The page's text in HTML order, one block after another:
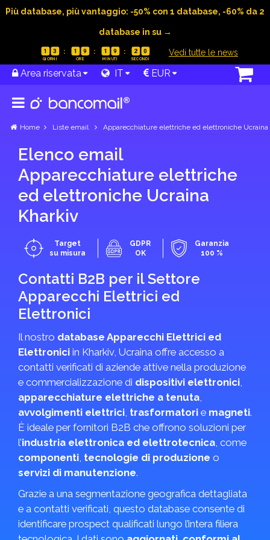
Più database, più vantaggio: -50% con 1 database, -60% da 2
database in su →
1 3 1 9 1 9 1 9 Vedi tutte le news
Area riservata IT EUR
Home Liste email Apparecchiature elettriche ed elettroniche Ucraina
Elenco email
Apparecchiature elettriche
ed elettroniche Ucraina
Kharkiv
Target
su misura
GDPR
OK
Garanzia
100 %
Contatti B2B per il Settore
Apparecchi Elettrici ed
Elettronici
Il nostro database Apparecchi Elettrici ed
Elettronici in Kharkiv, Ucraina offre accesso a
contatti verificati di aziende attive nella produzione
e commercializzazione di dispositivi elettronici,
apparecchiature elettriche a tenuta,
avvolgimenti elettrici, trasformatori e magneti.
È ideale per fornitori B2B che offrono soluzioni per
l’industria elettronica ed elettrotecnica, come
componenti, tecnologie di produzione o
servizi di manutenzione.
Grazie a una segmentazione geografica dettagliata
e a contatti verificati, questo database consente di
identificare prospect qualificati lungo l’intera filiera